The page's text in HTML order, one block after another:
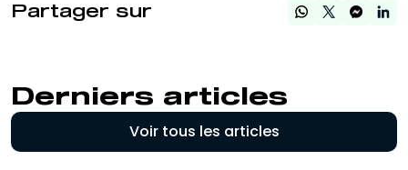
Partager sur
Derniers articles
Voir tous les articles